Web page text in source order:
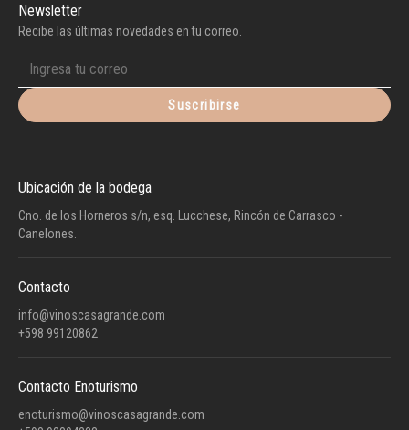
Newsletter
Recibe las últimas novedades en tu correo.
Suscribirse
Ubicación de la bodega
Cno. de los Horneros s/n, esq. Lucchese, Rincón de Carrasco -
Canelones.
Contacto
info@vinoscasagrande.com
+598 99120862
Contacto Enoturismo
enoturismo@vinoscasagrande.com